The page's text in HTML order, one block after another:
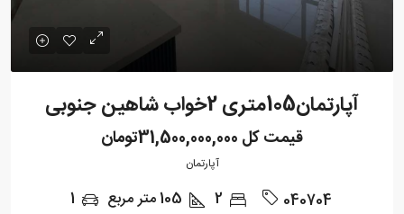
آپارتمان105متری 2خواب شاهین جنوبی
قیمت کل
آپارتمان
040704
2
105متر مربع 1